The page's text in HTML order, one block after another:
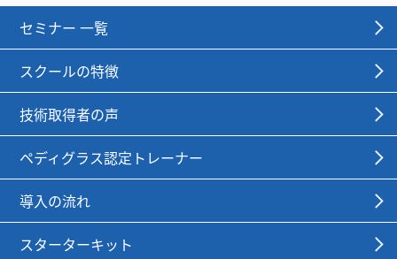
セミナー 一覧
スクールの特徴
技術取得者の声
ペディグラス認定トレーナー
導入の流れ
スターターキット